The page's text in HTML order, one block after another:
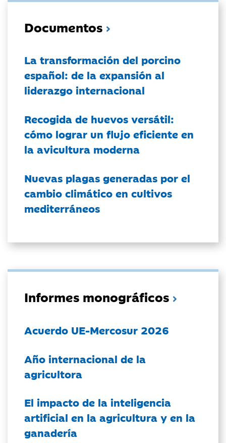
Documentos
La transformación del porcino
español: de la expansión al
liderazgo internacional
Recogida de huevos versátil:
cómo lograr un flujo eficiente en
la avicultura moderna
Nuevas plagas generadas por el
cambio climático en cultivos
mediterráneos
Informes monográficos
Acuerdo UE-Mercosur 2026
Año internacional de la
agricultora
El impacto de la inteligencia
artificial en la agricultura y en la
ganadería